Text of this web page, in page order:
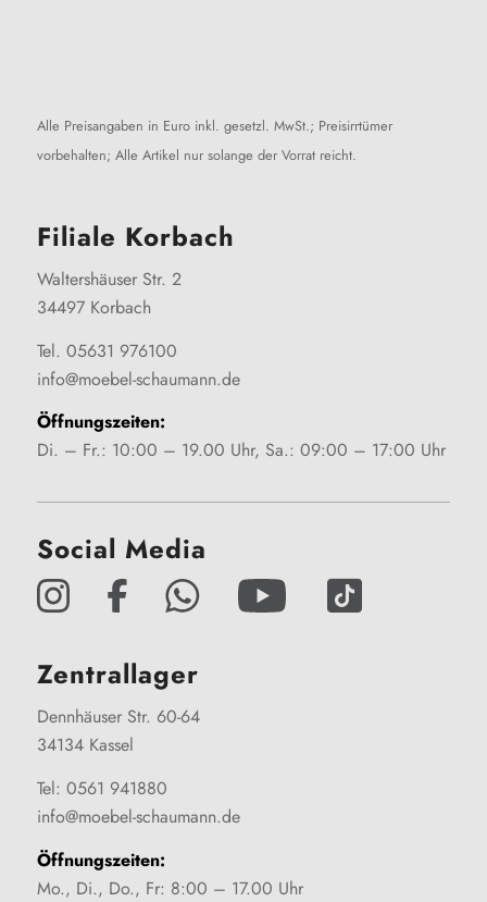
Alle Preisangaben in Euro inkl. gesetzl. MwSt.; Preisirrtümer
vorbehalten; Alle Artikel nur solange der Vorrat reicht.
Filiale Korbach
Waltershäuser Str. 2
34497 Korbach
Tel. 05631 976100
info@moebel-schaumann.de
Öffnungszeiten:
Di. – Fr.: 10:00 – 19.00 Uhr, Sa.: 09:00 – 17:00 Uhr
Social Media
Zentrallager
Dennhäuser Str. 60-64
34134 Kassel
Tel: 0561 941880
info@moebel-schaumann.de
Öffnungszeiten:
Mo., Di., Do., Fr: 8:00 – 17.00 Uhr